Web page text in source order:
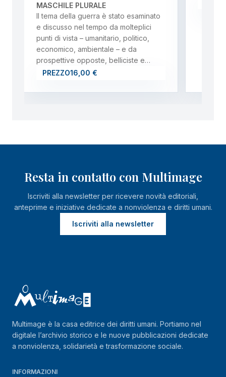
MASCHILE PLURALE
Il tema della guerra è stato esaminato
e discusso nel tempo da molteplici
punti di vista – umanitario, politico,
economico, ambientale – e da
prospettive opposte, belliciste e…
PREZZO16,00 €
Resta in contatto con Multimage
Iscriviti alla newsletter per ricevere novità editoriali,
anteprime e iniziative dedicate a nonviolenza e diritti umani.
Iscriviti alla newsletter
Multimage è la casa editrice dei diritti umani. Portiamo nel
digitale l’archivio storico e le nuove pubblicazioni dedicate
a nonviolenza, solidarietà e trasformazione sociale.
INFORMAZIONI